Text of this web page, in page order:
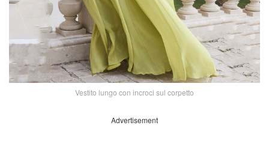
Vestito lungo con incroci sul corpetto
Advertisement